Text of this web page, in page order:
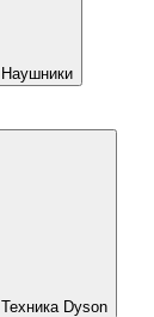
Наушники
Техника Dyson